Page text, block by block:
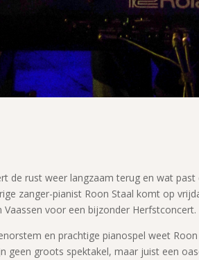
de rust weer langzaam terug en wat
zanger-pianist Roon Staal komt op
Vaassen voor een bijzonder Herfstconcert.
en prachtige pianospel weet
geen groots spektakel, maar juist een